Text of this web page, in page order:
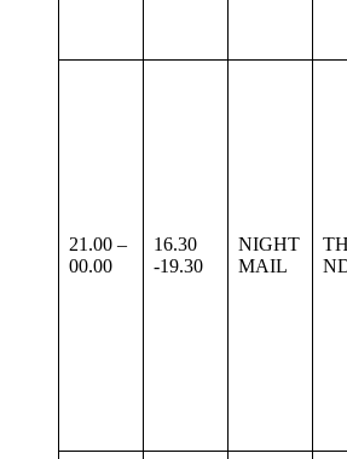
21.00 –
00.00
16.30
-19.30
NIGHT
MAIL